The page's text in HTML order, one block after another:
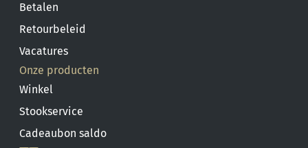
Betalen
Retourbeleid
Vacatures
Onze producten
Winkel
Stookservice
Cadeaubon saldo